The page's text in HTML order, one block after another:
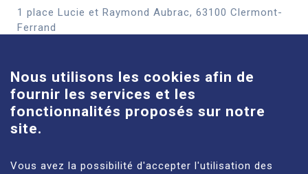
1 place Lucie et Raymond Aubrac, 63100 Clermont-
Ferrand
Site Louise-Michel
61 route de Châteaugay, 63118 Cébazat
En savoir plus
Nous utilisons les cookies afin de
fournir les services et les
fonctionnalités proposés sur notre
site.
Vous avez la possibilité d'accepter l'utilisation des